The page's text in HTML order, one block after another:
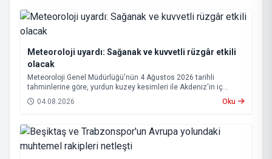
Meteoroloji uyardı: Sağanak ve kuvvetli rüzgâr etkili
olacak
Meteoroloji Genel Müdürlüğü'nün 4 Ağustos 2026 tarihli
tahminlerine göre, yurdun kuzey kesimleri ile Akdeniz'in iç
bölgelerinde yer yer sağanak ve gök gürültülü sağanak yağış
bekleniyor.
04.08.2026 Oku